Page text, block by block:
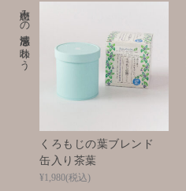
くろもじの葉ブレンド
缶入り茶葉
山恵みの清涼感を味わう
¥1,980(税込)